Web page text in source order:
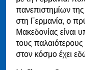
πανεπιστημίων
στη Γερμανία, ο
Μακεδονίας είναι
τους
στον κόσμο έχει